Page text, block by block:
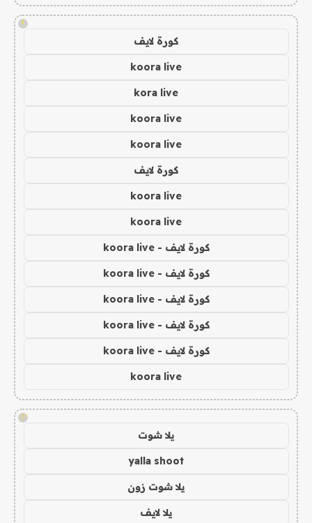
!
كورة لايف
koora live
kora live
koora live
koora live
كورة لايف
koora live
koora live
كورة لايف - koora live
كورة لايف - koora live
كورة لايف - koora live
كورة لايف - koora live
كورة لايف - koora live
koora live
!
يلا شوت
yalla shoot
يلا شوت زون
يلا لايف